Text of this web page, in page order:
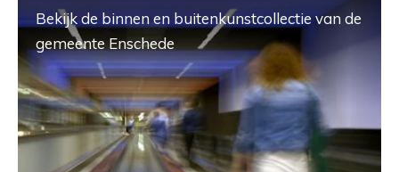
Bekijk de binnen en buitenkunstcollectie van de
gemeente Enschede